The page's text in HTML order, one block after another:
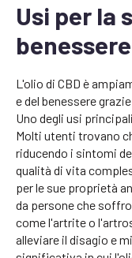
Usi per la
benessere
L'olio di CBD è
e del benessere
Uno degli usi
Molti utenti trovano
riducendo i sintomi
qualità di vita
per le sue proprietà
da persone che
come l'artrite o
alleviare il disagio e